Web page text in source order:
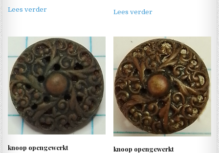
Lees verder Lees verder
knoop opengewerkt knoop opengewerkt